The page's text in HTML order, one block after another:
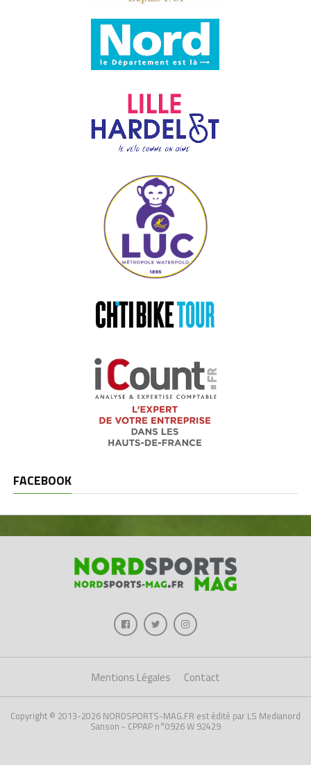
FACEBOOK
Mentions Légales Contact
Copyright © 2013-2026 NORDSPORTS-MAG.FR est édité par LS Medianord
Sanson - CPPAP n°0926 W 92429